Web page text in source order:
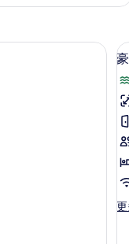
房內保險箱、書桌、隔音
人
更